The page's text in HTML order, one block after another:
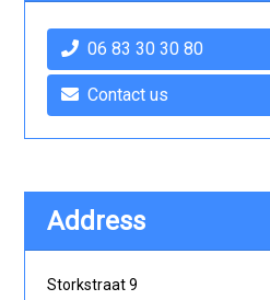
06 83 30 30 80
Contact us
Address
Storkstraat 9